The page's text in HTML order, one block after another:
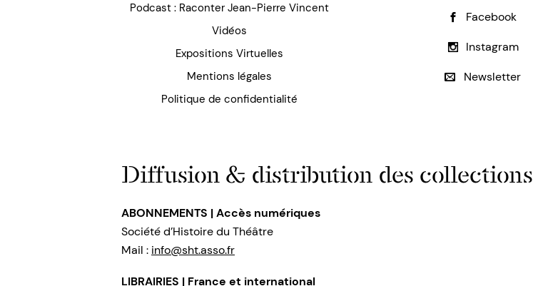
Podcast : Raconter Jean-Pierre Vincent
Vidéos
Expositions Virtuelles
Mentions légales
Politique de confidentialité
Facebook
Instagram
Newsletter
Diffusion & distribution des collections
ABONNEMENTS | Accès numériques
Société d’Histoire du Théâtre
Mail : info@sht.asso.fr
LIBRAIRIES | France et international